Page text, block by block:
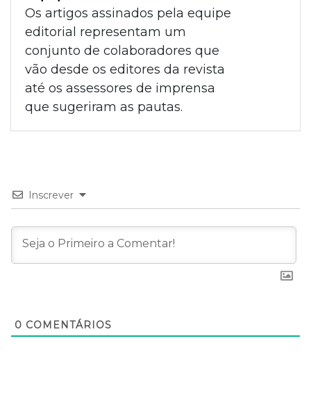
Os artigos assinados pela equipe
editorial representam um
conjunto de colaboradores que
vão desde os editores da revista
até os assessores de imprensa
que sugeriram as pautas.
Inscrever
0 COMENTÁRIOS